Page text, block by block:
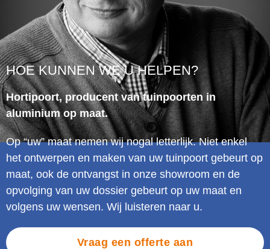
HOE KUNNEN WE U HELPEN?
Hortipoort, producent van tuinpoorten in
aluminium op maat.
Op “uw” maat nemen wij nogal letterlijk. Niet enkel
het ontwerpen en maken van uw tuinpoort gebeurt op
maat, ook de ontvangst in onze showroom en de
opvolging van uw dossier gebeurt op uw maat en
volgens uw wensen. Wij luisteren naar u.
Vraag een offerte aan